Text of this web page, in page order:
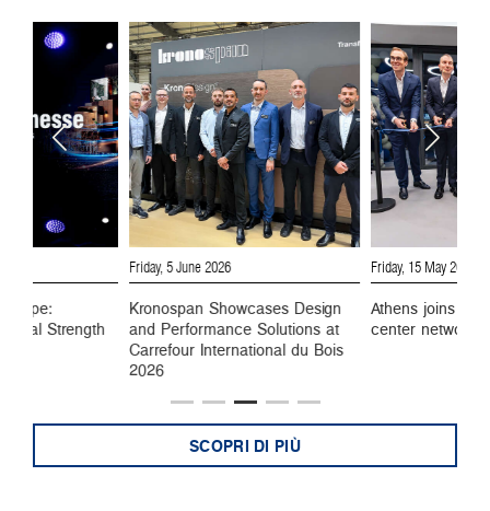
Strength
Friday, 5 June 2026
Kronospan Showcases Design
and Performance Solutions at
Carrefour International du Bois
2026
Friday, 15 May 2026
Athens joins
center network
SCOPRI DI PIÙ